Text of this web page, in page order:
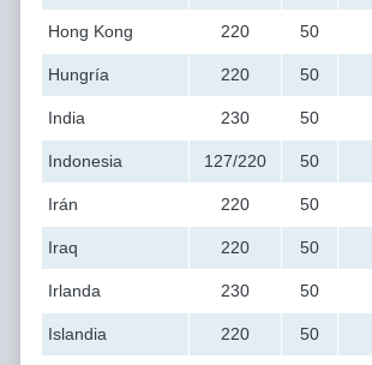
Hong Kong 220 50
Hungría 220 50
India 230 50
Indonesia 127/220 50
Irán 220 50
Iraq 220 50
Irlanda 230 50
Islandia 220 50